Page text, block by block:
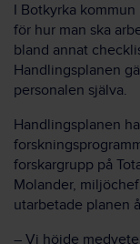
I Botkyrka
för hur man ska
bland annat
Handlingsplanen
personalen själva.
Handlingsplanen
forskargrupp på
Molander,
utarbetade planen
– Vi höjde